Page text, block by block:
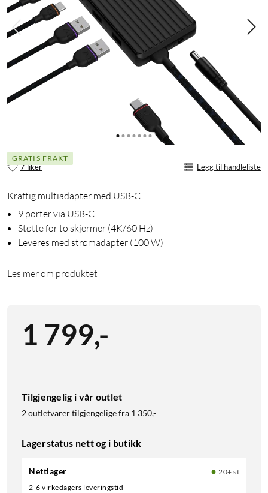
GRATIS FRAKT
7 liker Legg til handleliste
Kraftig multiadapter med USB-C
9 porter via USB-C
Støtte for to skjermer (4K/60 Hz)
Leveres med strømadapter (100 W)
Les mer om produktet
1 799,-
Tilgjengelig i vår outlet
2 outletvarer tilgjengelige fra 1 350,-
Lagerstatus nett og i butikk
Nettlager
20+ st
2-6 virkedagers leveringstid